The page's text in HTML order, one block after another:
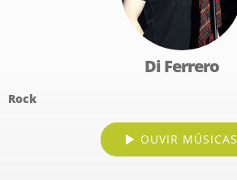
Di Ferrero
Rock
OUVIR MÚSICAS